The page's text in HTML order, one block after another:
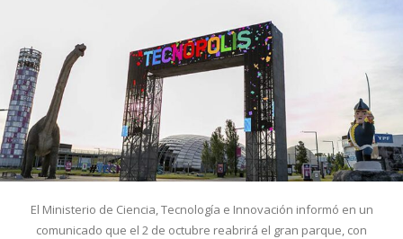
El Ministerio de Ciencia, Tecnología e Innovación informó en un
comunicado que el 2 de octubre reabrirá el gran parque, con